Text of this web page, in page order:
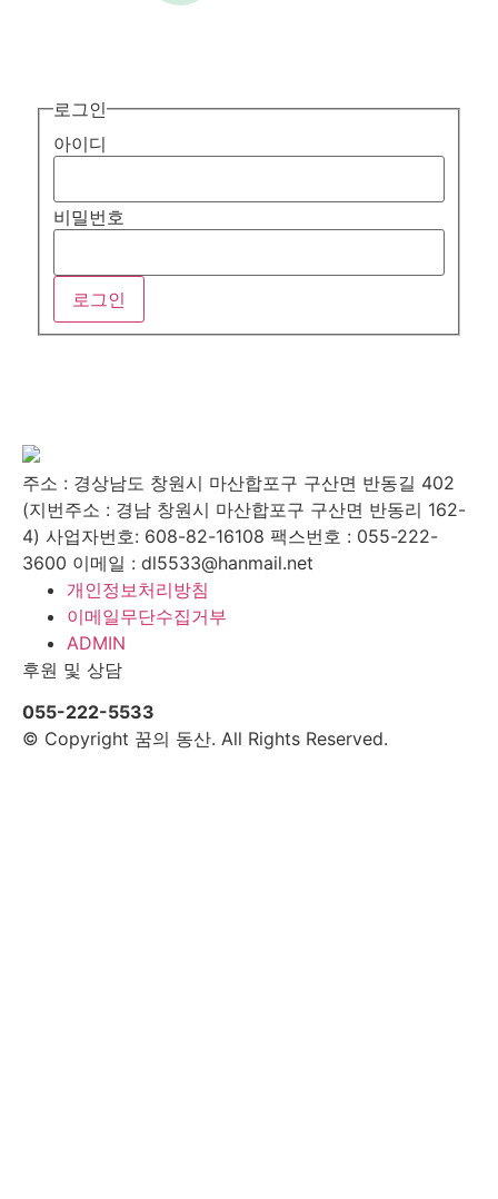
로그인
아이디
비밀번호
주소 : 경상남도 창원시 마산합포구 구산면 반동길 402
(지번주소 : 경남 창원시 마산합포구 구산면 반동리 162-
4) 사업자번호: 608-82-16108 팩스번호 : 055-222-
3600 이메일 : dl5533@hanmail.net
개인정보처리방침
이메일무단수집거부
ADMIN
후원 및 상담
055-222-5533
© Copyright 꿈의 동산. All Rights Reserved.